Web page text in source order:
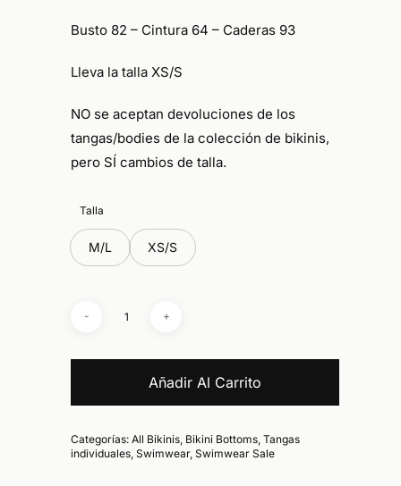
Busto 82 – Cintura 64 – Caderas 93
Lleva la talla XS/S
NO se aceptan devoluciones de los
tangas/bodies de la colección de bikinis,
pero SÍ cambios de talla.
Talla
M/L XS/S
Añadir Al Carrito
Categorías: All Bikinis Bikini Bottoms Tangas
individuales Swimwear, Swimwear Sale